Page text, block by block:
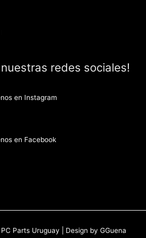
nuestras redes sociales!
en Instagram
en Facebook
PC Parts Uruguay | Design by GGuena